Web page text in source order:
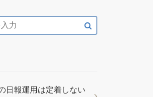
日報運用は定着しない